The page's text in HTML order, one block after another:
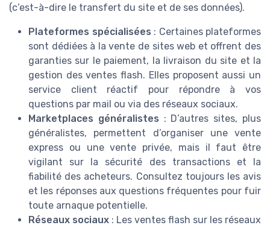
(c’est-à-dire le transfert du site et de ses données).
Plateformes spécialisées : Certaines plateformes
sont dédiées à la vente de sites web et offrent des
garanties sur le paiement, la livraison du site et la
gestion des ventes flash. Elles proposent aussi un
service client réactif pour répondre à vos
questions par mail ou via des réseaux sociaux.
Marketplaces généralistes : D’autres sites, plus
généralistes, permettent d’organiser une vente
express ou une vente privée, mais il faut être
vigilant sur la sécurité des transactions et la
fiabilité des acheteurs. Consultez toujours les avis
et les réponses aux questions fréquentes pour fuir
toute arnaque potentielle.
Réseaux sociaux : Les ventes flash sur les réseaux